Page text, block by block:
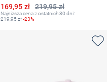
219,95 zł
Obniżona cena
169,95 zł
Najniższa cena z ostatnich 30 dni:
219,95zł-23%